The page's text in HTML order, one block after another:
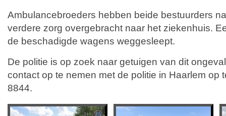
Ambulancebroeders hebben beide bestuurders
verdere zorg overgebracht naar het ziekenhuis.
de beschadigde wagens weggesleept.
De politie is op zoek naar getuigen van dit
contact op te nemen met de politie in Haarlem op
8844.